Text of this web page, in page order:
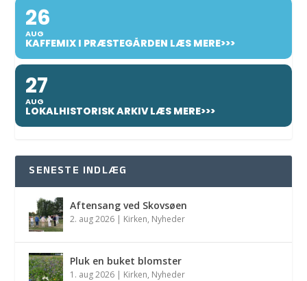
26
AUG
KAFFEMIX I PRÆSTEGÅRDEN LÆS MERE>>>
27
AUG
LOKALHISTORISK ARKIV LÆS MERE>>>
SENESTE INDLÆG
Aftensang ved Skovsøen
2. aug 2026 | Kirken, Nyheder
Pluk en buket blomster
1. aug 2026 | Kirken, Nyheder